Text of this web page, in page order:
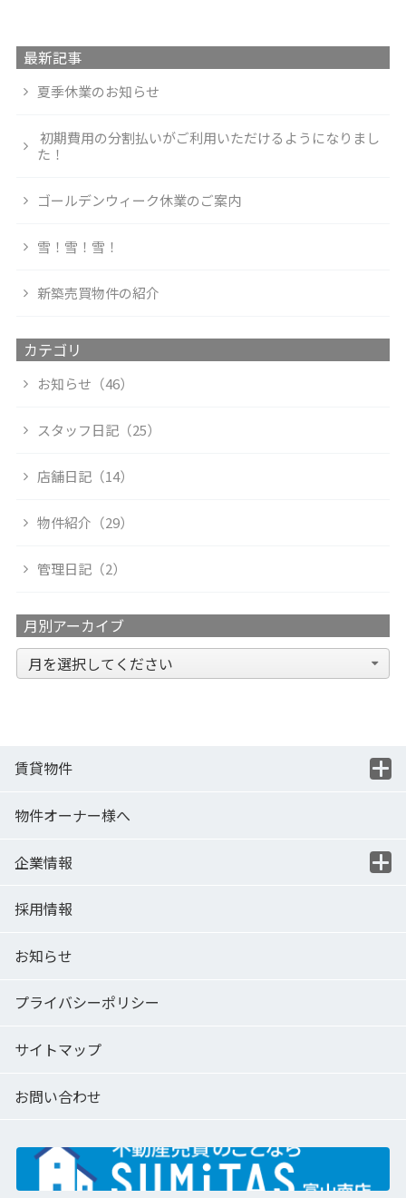
最新記事
夏季休業のお知らせ
初期費用の分割払いがご利用いただけるようになりまし
た！
ゴールデンウィーク休業のご案内
雪！雪！雪！
新築売買物件の紹介
カテゴリ
お知らせ（46）
スタッフ日記（25）
店舗日記（14）
物件紹介（29）
管理日記（2）
月別アーカイブ
賃貸物件
物件オーナー様へ
企業情報
採用情報
お知らせ
プライバシーポリシー
サイトマップ
お問い合わせ